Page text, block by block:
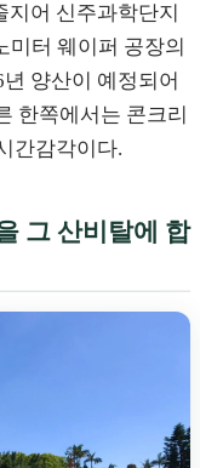
지어 신주과학단지
미터 웨이퍼 공장의
양산이 예정되어
한쪽에서는 콘크리
간감각이다.
그 산비탈에 합